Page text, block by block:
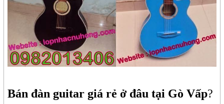
Bán đàn guitar giá rẻ ở đâu tại Gò Vấp?